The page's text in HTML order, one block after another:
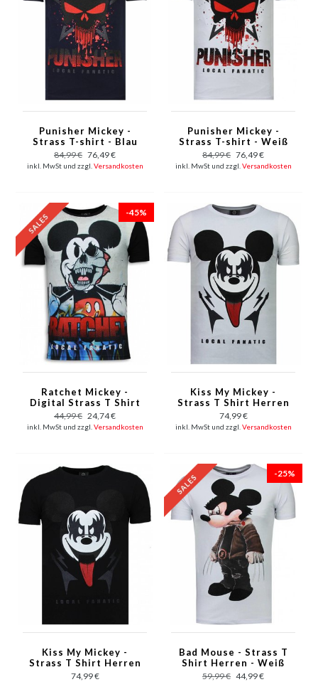
Punisher Mickey -
Strass T-shirt - Blau
84,99 € 76,49 €
inkl. MwSt und zzgl. Versandkosten
Punisher Mickey -
Strass T-shirt - Weiß
84,99 € 76,49 €
inkl. MwSt und zzgl. Versandkosten
-45%
Ratchet Mickey -
Digital Strass T Shirt
Herren - Schwarz
44,99 € 24,74 €
inkl. MwSt und zzgl. Versandkosten
Kiss My Mickey -
Strass T Shirt Herren
- Weiß
74,99 €
inkl. MwSt und zzgl. Versandkosten
Kiss My Mickey -
Strass T Shirt Herren
- Schwarz
74,99 €
-25%
Bad Mouse - Strass T
Shirt Herren - Weiß
59,99 € 44,99 €